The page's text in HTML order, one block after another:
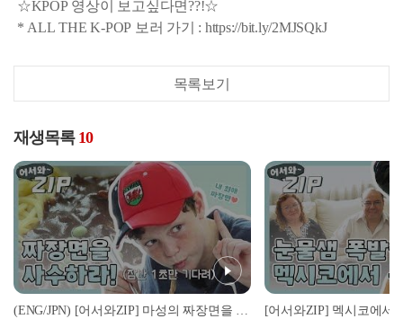
☆KPOP 영상이 보고싶다면??!☆
* ALL THE K-POP 보러 가기 : https://bit.ly/2MJSQkJ
목록보기
재생목록 10
(ENG/JPN) [어서와ZIP] 마성의 짜장면을 차지하기 위한 자리싸움♨ l #어서와한국은처음이지 l EP.105